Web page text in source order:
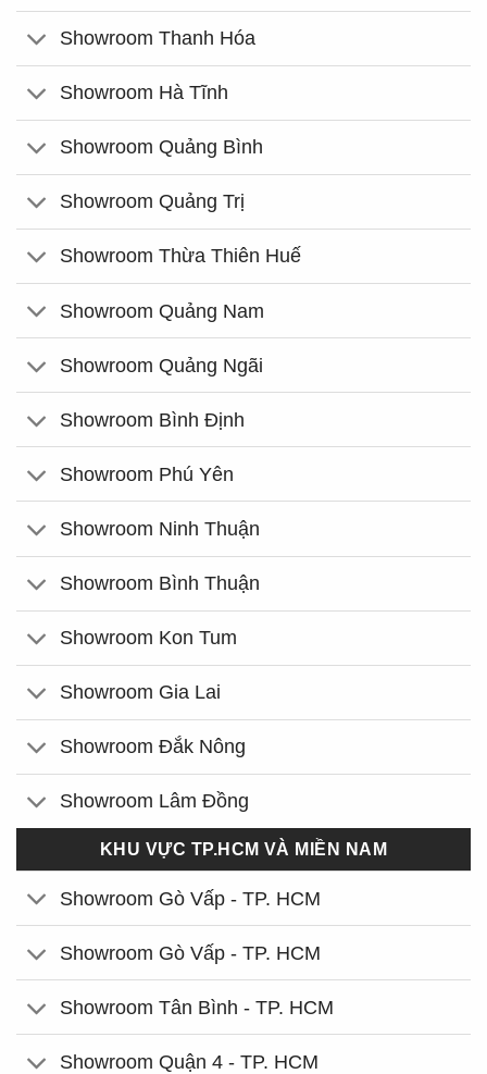
Showroom Thanh Hóa
Showroom Hà Tĩnh
Showroom Quảng Bình
Showroom Quảng Trị
Showroom Thừa Thiên Huế
Showroom Quảng Nam
Showroom Quảng Ngãi
Showroom Bình Định
Showroom Phú Yên
Showroom Ninh Thuận
Showroom Bình Thuận
Showroom Kon Tum
Showroom Gia Lai
Showroom Đắk Nông
Showroom Lâm Đồng
KHU VỰC TP.HCM VÀ MIỀN NAM
Showroom Gò Vấp - TP. HCM
Showroom Gò Vấp - TP. HCM
Showroom Tân Bình - TP. HCM
Showroom Quận 4 - TP. HCM